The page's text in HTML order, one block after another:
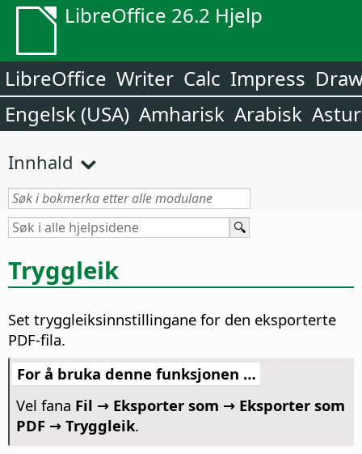
LibreOffice 26.2 Hjelp
LibreOffice Writer Calc Impress
Engelsk (USA) Amharisk Arabisk
Innhald
Tryggleik
Set tryggleiksinnstillingane for den eksporterte
PDF-fila.
For å bruka denne funksjonen …
Vel fana Fil → Eksporter som → Eksporter som
PDF → Tryggleik.